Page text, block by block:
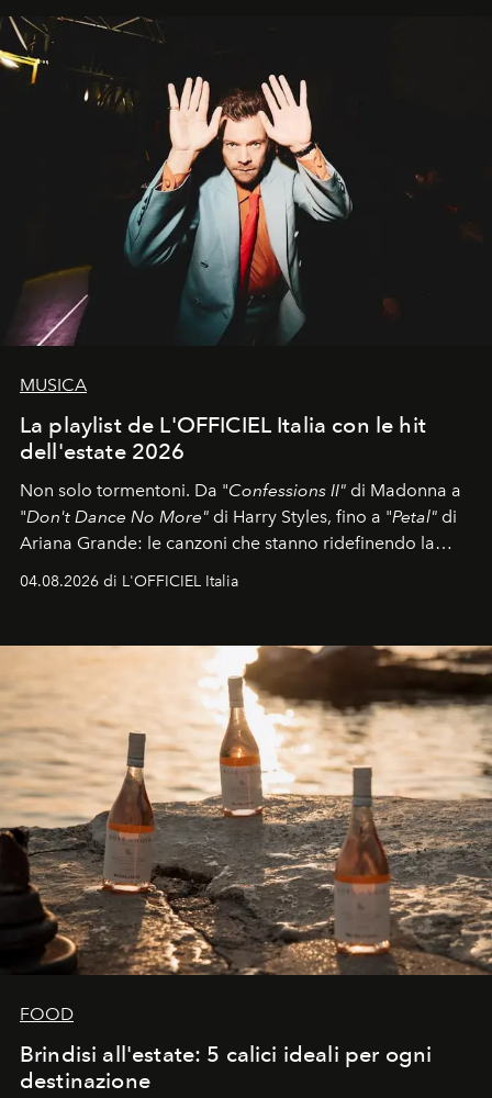
MUSICA
La playlist de L'OFFICIEL Italia con le hit
dell'estate 2026
Non solo tormentoni. Da "Confessions II" di Madonna a
"Don't Dance No More" di Harry Styles, fino a "Petal" di
Ariana Grande: le canzoni che stanno ridefinendo la
colonna sonora della stagione.
04.08.2026 di L'OFFICIEL Italia
FOOD
Brindisi all'estate: 5 calici ideali per ogni
destinazione